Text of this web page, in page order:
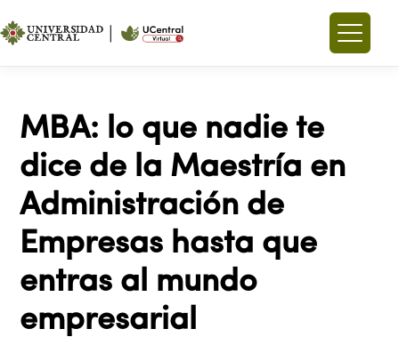
MBA: lo que nadie te
dice de la Maestría en
Administración de
Empresas hasta que
entras al mundo
empresarial